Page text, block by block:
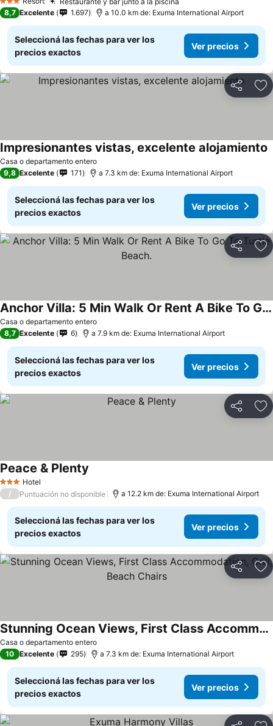
3 Estrellas
8,7 Excelente 1.697 a 10.0 km de: Exuma International Airport
Seleccioná las fechas para ver los
precios exactos
Ver precios
Compartir
Casa o departamento entero
Impresionantes vistas, excelente alojamiento
9,8 Excelente 171 a 7.3 km de: Exuma International Airport
Seleccioná las fechas para ver los
precios exactos
Ver precios
Compartir
Casa o departamento entero
Anchor Villa: 5 Min Walk Or Rent A Bike To Go To Turtle Beach.
8,7 Excelente 6 a 7.9 km de: Exuma International Airport
Seleccioná las fechas para ver los
precios exactos
Ver precios
Compartir
3 Estrellas
Hotel
Peace & Plenty
/ Puntuación no disponible a 12.2 km de: Exuma International Airport
Seleccioná las fechas para ver los
precios exactos
Ver precios
Compartir
Casa o departamento entero
Stunning Ocean Views, First Class Accommodation, Grill, Beach Chairs
10 Excelente 295 a 7.3 km de: Exuma International Airport
Seleccioná las fechas para ver los
precios exactos
Ver precios